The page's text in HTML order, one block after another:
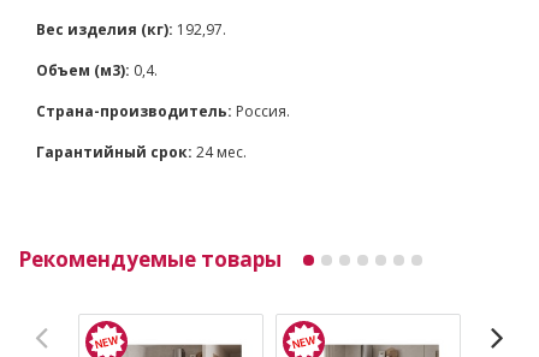
Вес изделия (кг): 192,97.
Объем (м3): 0,4.
Страна-производитель: Россия.
Гарантийный срок: 24 мес.
Рекомендуемые товары